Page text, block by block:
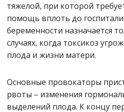
тяжелой, при которой
помощь вплоть до
беременности назначается
случаях, когда токсикоз
плода и жизни матери.
Основные провокаторы
рвоты – изменения
выделений плода. К концу